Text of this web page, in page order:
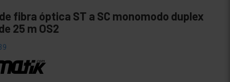
fibra óptica ST a SC monomodo duplex
25 m OS2